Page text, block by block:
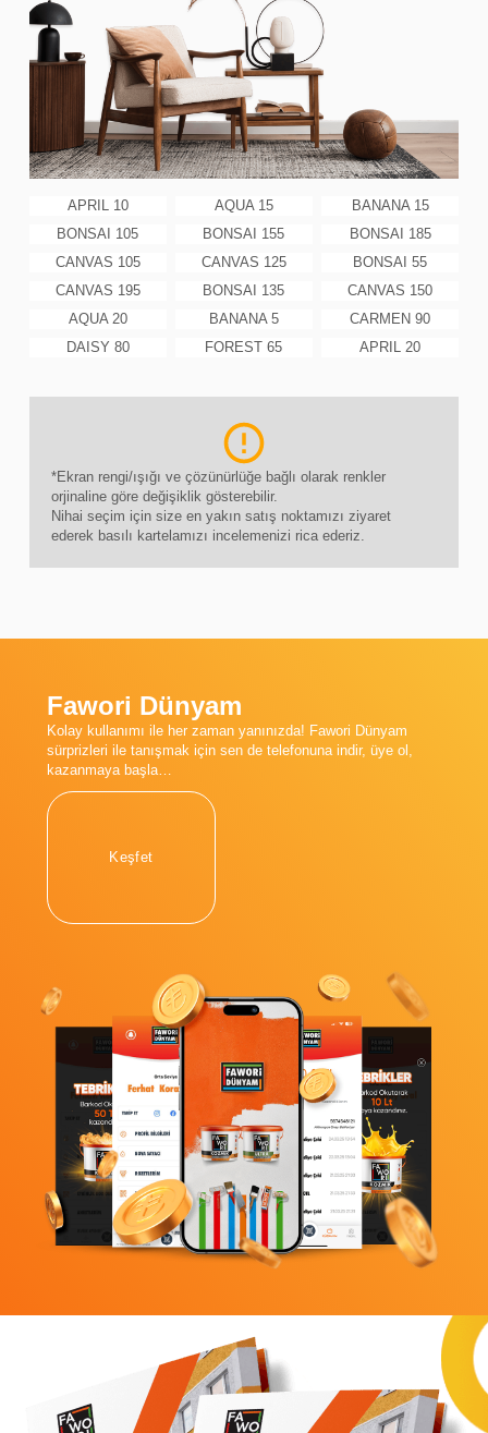
APRIL 10 AQUA 15
BANANA 15
BONSAI 105
BONSAI 155
BONSAI 185
CANVAS 105
CANVAS 125
BONSAI 55
CANVAS 195
BONSAI 135
CANVAS 150
AQUA 20
BANANA 5
CARMEN 90
DAISY 80
FOREST 65 APRIL 20
*Ekran rengi/ışığı ve çözünürlüğe bağlı olarak renkler
orjinaline göre değişiklik gösterebilir.
Nihai seçim için size en yakın satış noktamızı ziyaret
ederek basılı kartelamızı incelemenizi rica ederiz.
Fawori Dünyam
Kolay kullanımı ile her zaman yanınızda! Fawori Dünyam
sürprizleri ile tanışmak için sen de telefonuna indir, üye ol,
kazanmaya başla…
Keşfet